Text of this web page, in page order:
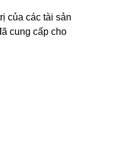
của các tài sản
cung cấp cho